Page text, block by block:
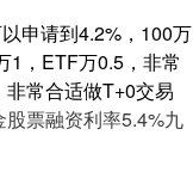
申请到4.2%，100万
1，ETF万0.5，非常
常合适做T+0交易
股票融资利率5.4%九